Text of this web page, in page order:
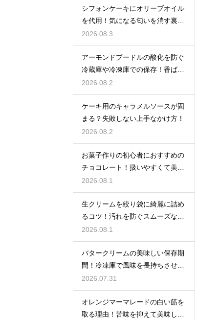
シフォンケーキにオリーブオイル
を代用！気になる匂いを消す裏ワ
ザ
2026.08.3
アーモンドプードルの酸化を防ぐ
冷蔵庫や冷凍庫での保存！香ばし
い風味を保ってお菓子を美味しく
する
2026.08.2
ケーキ用のキャラメルソースが固
まる？失敗しない上手なかけ方！
2026.08.2
お菓子作りの初心者におすすめの
チョコレート！扱いやすくて美味
しい種類を紹介
2026.08.1
生クリームを絞り袋に綺麗に詰め
るコツ！汚れを防ぐスムーズな入
れ方
2026.08.1
バタークリームの美味しい保存期
間！冷凍庫で風味を長持ちさせる
コツ
2026.07.31
オレンジマーマレードの白い筋を
取る理由！苦味を抑えて美味しい